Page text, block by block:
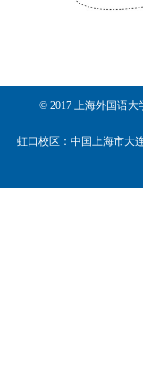
© 2017 上海外国语大
虹口校区：中国上海市大